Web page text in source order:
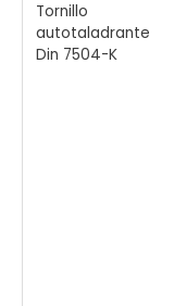
Tornillo
autotaladrante
Din 7504-K